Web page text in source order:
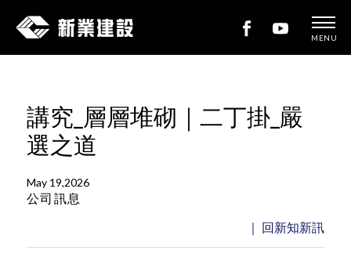
新
建
設
MENU
講究_層層堆砌｜二丁掛_嚴
選之道
May 19,2026
公司訊息
｜ 回新知新訊